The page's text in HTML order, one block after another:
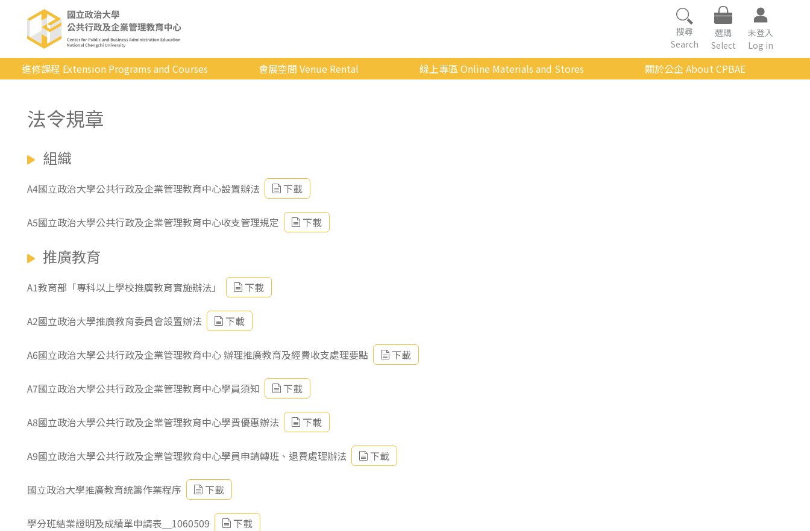
搜尋
Search
選購
Select
未登入
Log in
進修課程 Extension Programs and Courses
專業/學分
科技/生活
東南亞語
採購專業
隨班附讀
會展空間 Venue Rental
會展快訊
歷年活動
線上專區 Online Materials and Stores
關於公企 About CPBAE
法令規章
組織
A4國立政治大學公共行政及企業管理教育中心設置辦法 下載
A5國立政治大學公共行政及企業管理教育中心收支管理規定 下載
推廣教育
A1教育部「專科以上學校推廣教育實施辦法」 下載
A2國立政治大學推廣教育委員會設置辦法 下載
A6國立政治大學公共行政及企業管理教育中心 辦理推廣教育及經費收支處理要點 下載
A7國立政治大學公共行政及企業管理教育中心學員須知 下載
A8國立政治大學公共行政及企業管理教育中心學費優惠辦法 下載
A9國立政治大學公共行政及企業管理教育中心學員申請轉班、退費處理辦法 下載
國立政治大學推廣教育統籌作業程序 下載
學分班結業證明及成績單申請表＿1060509 下載